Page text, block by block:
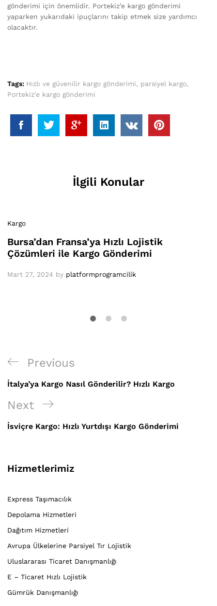
gönderimi için önemlidir. Portekiz’e kargo gönderimi
yaparken yukarıdaki ipuçlarını takip etmek size yardımcı
olacaktır.
Tags: Hızlı ve güvenilir kargo gönderimi, parsiyel kargo,
Portekiz'e kargo gönderimi
İlgili Konular
Kargo
Bursa’dan Fransa’ya Hızlı Lojistik
Çözümleri ile Kargo Gönderimi
Mart 27, 2024 by platformprogramcilik
Yazı
gezinmesi
Previous
Post
Previous
İtalya’ya Kargo Nasıl Gönderilir? Hızlı Kargo
Next
Post
Next
İsviçre Kargo: Hızlı Yurtdışı Kargo Gönderimi
Hizmetlerimiz
Express Taşımacılık
Depolama Hizmetleri
Dağıtım Hizmetleri
Avrupa Ülkelerine Parsiyel Tır Lojistik
Uluslararası Ticaret Danışmanlığı
E – Ticaret Hızlı Lojistik
Gümrük Danışmanlığı